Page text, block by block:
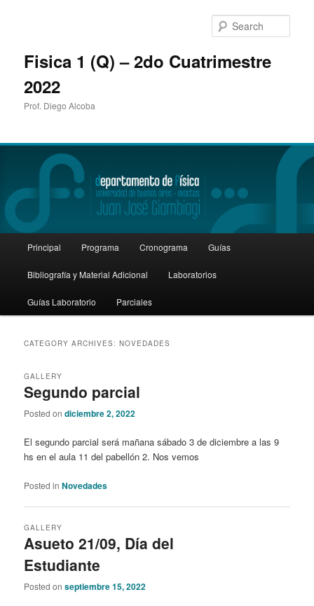
Fisica 1 (Q) – 2do Cuatrimestre
2022
Prof. Diego Alcoba
Skip
to
primary
content
Skip
to
secondary
content
Principal Programa Cronograma Guías
Bibliografía y Material Adicional Laboratorios
Guías Laboratorio Parciales
CATEGORY ARCHIVES:NOVEDADES
Segundo parcial
GALLERY
Posted ondiciembre 2, 2022
El segundo parcial será mañana sábado 3 de diciembre a las 9
hs en el aula 11 del pabellón 2. Nos vemos
Posted in Novedades
Asueto 21/09, Día del
Estudiante
GALLERY
Posted onseptiembre 15, 2022